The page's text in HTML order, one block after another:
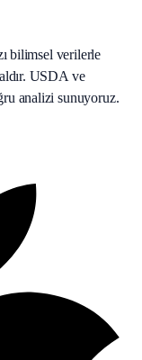
bilimsel verilerle
USDA ve
analizi sunuyoruz.